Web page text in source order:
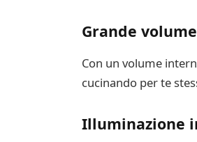
Grande
Con un volume
cucinando per te
Illuminazione